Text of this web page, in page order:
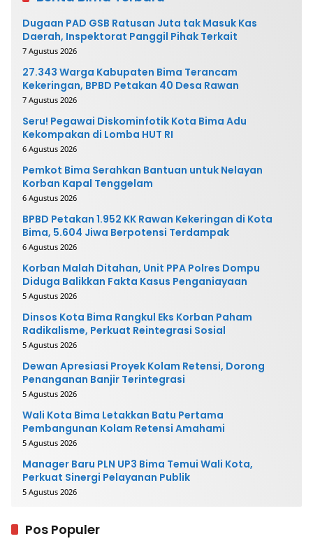
Dugaan PAD GSB Ratusan Juta tak Masuk Kas
Daerah, Inspektorat Panggil Pihak Terkait
7 Agustus 2026
27.343 Warga Kabupaten Bima Terancam
Kekeringan, BPBD Petakan 40 Desa Rawan
7 Agustus 2026
Seru! Pegawai Diskominfotik Kota Bima Adu
Kekompakan di Lomba HUT RI
6 Agustus 2026
Pemkot Bima Serahkan Bantuan untuk Nelayan
Korban Kapal Tenggelam
6 Agustus 2026
BPBD Petakan 1.952 KK Rawan Kekeringan di Kota
Bima, 5.604 Jiwa Berpotensi Terdampak
6 Agustus 2026
Korban Malah Ditahan, Unit PPA Polres Dompu
Diduga Balikkan Fakta Kasus Penganiayaan
5 Agustus 2026
Dinsos Kota Bima Rangkul Eks Korban Paham
Radikalisme, Perkuat Reintegrasi Sosial
5 Agustus 2026
Dewan Apresiasi Proyek Kolam Retensi, Dorong
Penanganan Banjir Terintegrasi
5 Agustus 2026
Wali Kota Bima Letakkan Batu Pertama
Pembangunan Kolam Retensi Amahami
5 Agustus 2026
Manager Baru PLN UP3 Bima Temui Wali Kota,
Perkuat Sinergi Pelayanan Publik
5 Agustus 2026
Pos Populer